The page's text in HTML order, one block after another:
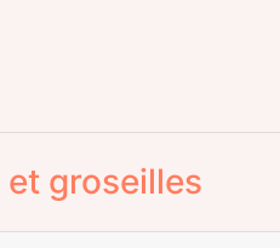
groseilles